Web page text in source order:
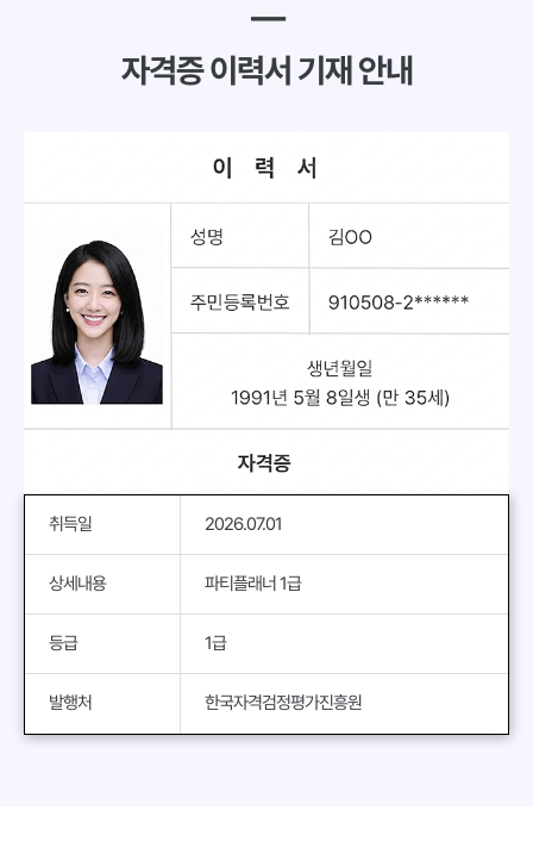
━
자격증 이력서 기재 안내
취득일 2026.07.01
상세내용 파티플래너 1급
등급 1급
발행처 한국자격검정평가진흥원